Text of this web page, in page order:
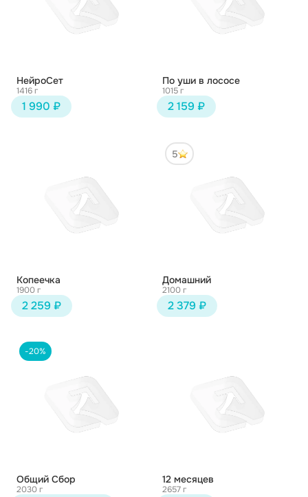
НейроСет
1416 г
1 990 ₽
По уши в лососе
1015 г
2 159 ₽
Копеечка
1900 г
2 259 ₽
5
Домашний
2100 г
2 379 ₽
-20%
Общий Сбор
2030 г
12 месяцев
2657 г